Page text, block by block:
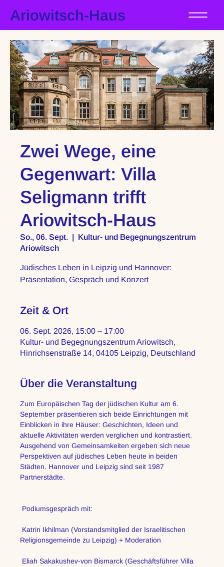
Ariowitsch-Haus
Zwei Wege, eine
Gegenwart: Villa
Seligmann trifft
Ariowitsch-Haus
So., 06. Sept.
  |
Kultur- und Begegnungszentrum
Ariowitsch
Jüdisches Leben in Leipzig und Hannover:
Präsentation, Gespräch und Konzert
Zeit & Ort
06. Sept. 2026, 15:00 – 17:00
Kultur- und Begegnungszentrum Ariowitsch,
Hinrichsenstraße 14, 04105 Leipzig, Deutschland
Über die Veranstaltung
Zum Europäischen Tag der jüdischen Kultur am 6.
September präsentieren sich beide Einrichtungen mit
Einblicken in ihre Häuser: Geschichten, Ideen und
aktuelle Aktivitäten werden verglichen und kontrastiert.
Ausgehend von Gemeinsamkeiten ergeben sich neue
Perspektiven auf jüdisches Leben heute in beiden
Städten. Hannover und Leipzig sind seit 1987
Partnerstädte.
Podiumsgespräch mit:
Religionsgemeinde zu Leipzig) + Moderation